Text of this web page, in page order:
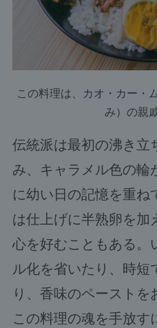
この料理は、 カオ・カー・
み）の親
伝統派は最初の沸き立
み、キャラメル色の輪
に幼い日の記憶を重ね
は仕上げに半熟卵を加
心を好むこともある。
ル化を省いたり、時短
り、香味のペーストを
この料理の魂を手放す